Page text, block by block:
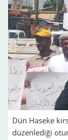
Dün Haseke
düzenlediği